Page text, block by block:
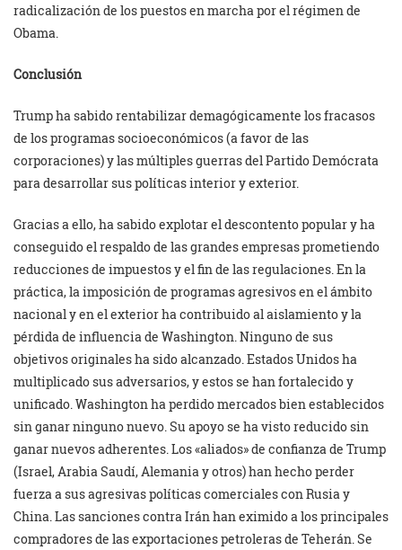
radicalización de los puestos en marcha por el régimen de
Obama.
Conclusión
Trump ha sabido rentabilizar demagógicamente los fracasos
de los programas socioeconómicos (a favor de las
corporaciones) y las múltiples guerras del Partido Demócrata
para desarrollar sus políticas interior y exterior.
Gracias a ello, ha sabido explotar el descontento popular y ha
conseguido el respaldo de las grandes empresas prometiendo
reducciones de impuestos y el fin de las regulaciones. En la
práctica, la imposición de programas agresivos en el ámbito
nacional y en el exterior ha contribuido al aislamiento y la
pérdida de influencia de Washington. Ninguno de sus
objetivos originales ha sido alcanzado. Estados Unidos ha
multiplicado sus adversarios, y estos se han fortalecido y
unificado. Washington ha perdido mercados bien establecidos
sin ganar ninguno nuevo. Su apoyo se ha visto reducido sin
ganar nuevos adherentes. Los «aliados» de confianza de Trump
(Israel, Arabia Saudí, Alemania y otros) han hecho perder
fuerza a sus agresivas políticas comerciales con Rusia y
China. Las sanciones contra Irán han eximido a los principales
compradores de las exportaciones petroleras de Teherán. Se